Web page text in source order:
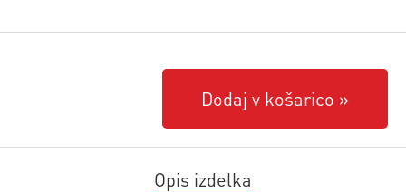
Dodaj v košarico
Opis izdelka